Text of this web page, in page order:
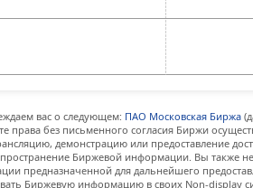
вас о следующем: ПАО Московская Биржа
без письменного согласия Биржи
демонстрацию или предоставление
Биржевой информации. Вы также
предназначенной для дальнейшего
Биржевую информацию в своих Non-display